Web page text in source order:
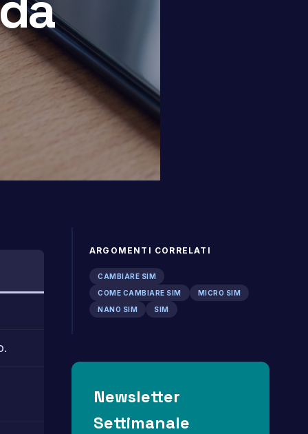
ARGOMENTI CORRELATI
CAMBIARE SIM
COME CAMBIARE SIM
MICRO SIM
NANO SIM
SIM
Newsletter
Settimanale